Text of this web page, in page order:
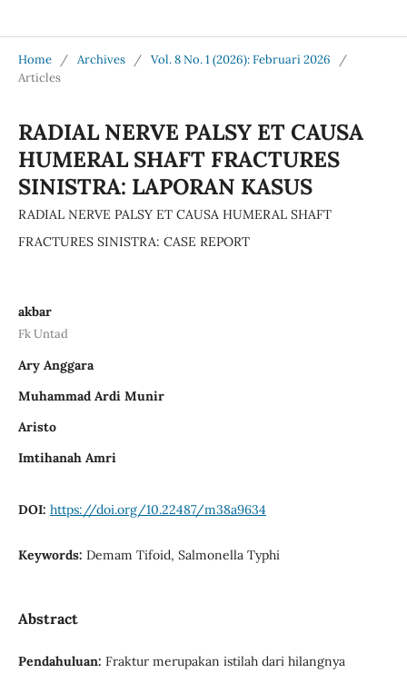
Home / Archives / Vol. 8 No. 1 (2026): Februari 2026
/
Articles
RADIAL NERVE PALSY ET CAUSA
HUMERAL SHAFT FRACTURES
SINISTRA: LAPORAN KASUS
RADIAL NERVE PALSY ET CAUSA HUMERAL SHAFT
FRACTURES SINISTRA: CASE REPORT
akbar
Fk Untad
Ary Anggara
Muhammad Ardi Munir
Aristo
Imtihanah Amri
DOI: https://doi.org/10.22487/m38a9634
Keywords: Demam Tifoid, Salmonella Typhi
Abstract
Pendahuluan: Fraktur merupakan istilah dari hilangnya